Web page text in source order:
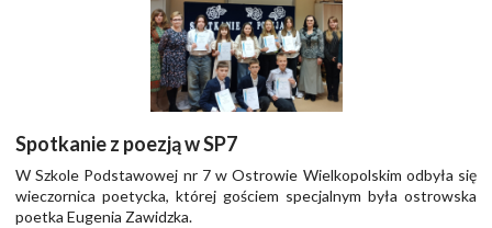
Spotkanie z poezją w SP7
W Szkole Podstawowej nr 7 w Ostrowie Wielkopolskim odbyła się
wieczornica poetycka, której gościem specjalnym była ostrowska
poetka Eugenia Zawidzka.